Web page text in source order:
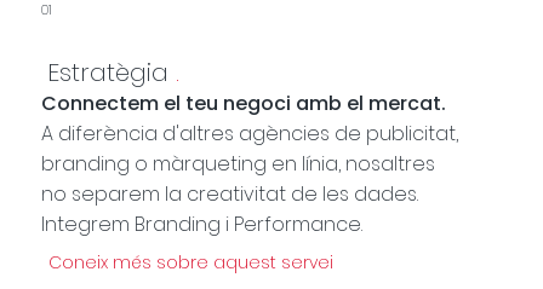
01
Estratègia .
Connectem el teu negoci amb el mercat.
A diferència d'altres agències de publicitat,
branding o màrqueting en línia, nosaltres
no separem la creativitat de les dades.
Integrem Branding i Performance.
Coneix més sobre aquest servei